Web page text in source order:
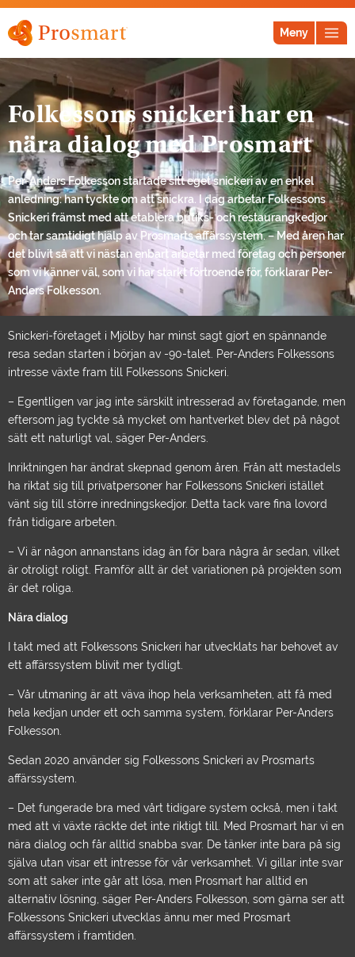
Meny
Folkessons snickeri har en
nära dialog med Prosmart
Per-Anders Folkesson startade sitt eget snickeri av en enkel
anledning: han tyckte om att snickra. I dag arbetar Folkessons
Snickeri främst med att etablera butiks- och restaurangkedjor
och tar samtidigt hjälp av Prosmarts affärssystem. – Med åren har
det blivit så att vi nästan enbart arbetar med företag och personer
som vi känner väl, som vi har starkt förtroende för, förklarar Per-
Anders Folkesson.
Snickeri-företaget i Mjölby har minst sagt gjort en spännande
resa sedan starten i början av -90-talet. Per-Anders Folkessons
intresse växte fram till Folkessons Snickeri.
– Egentligen var jag inte särskilt intresserad av företagande, men
eftersom jag tyckte så mycket om hantverket blev det på något
sätt ett naturligt val, säger Per-Anders.
Inriktningen har ändrat skepnad genom åren. Från att mestadels
ha riktat sig till privatpersoner har Folkessons Snickeri istället
vänt sig till större inredningskedjor. Detta tack vare fina lovord
från tidigare arbeten.
– Vi är någon annanstans idag än för bara några år sedan, vilket
är otroligt roligt. Framför allt är det variationen på projekten som
är det roliga.
Nära dialog
I takt med att Folkessons Snickeri har utvecklats har behovet av
ett affärssystem blivit mer tydligt.
– Vår utmaning är att väva ihop hela verksamheten, att få med
hela kedjan under ett och samma system, förklarar Per-Anders
Folkesson.
Sedan 2020 använder sig Folkessons Snickeri av Prosmarts
affärssystem.
– Det fungerade bra med vårt tidigare system också, men i takt
med att vi växte räckte det inte riktigt till. Med Prosmart har vi en
nära dialog och får alltid snabba svar. De tänker inte bara på sig
själva utan visar ett intresse för vår verksamhet. Vi gillar inte svar
som att saker inte går att lösa, men Prosmart har alltid en
alternativ lösning , säger Per-Anders Folkesson, som gärna ser att
Folkessons Snickeri utvecklas ännu mer med Prosmart
affärssystem i framtiden.